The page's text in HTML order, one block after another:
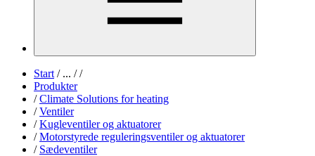
Start /... / /
Produkter
/ Climate Solutions for heating
/ Ventiler
/ Kugleventiler og aktuatorer
/ Motorstyrede reguleringsventiler og aktuatorer
/ Sædeventiler